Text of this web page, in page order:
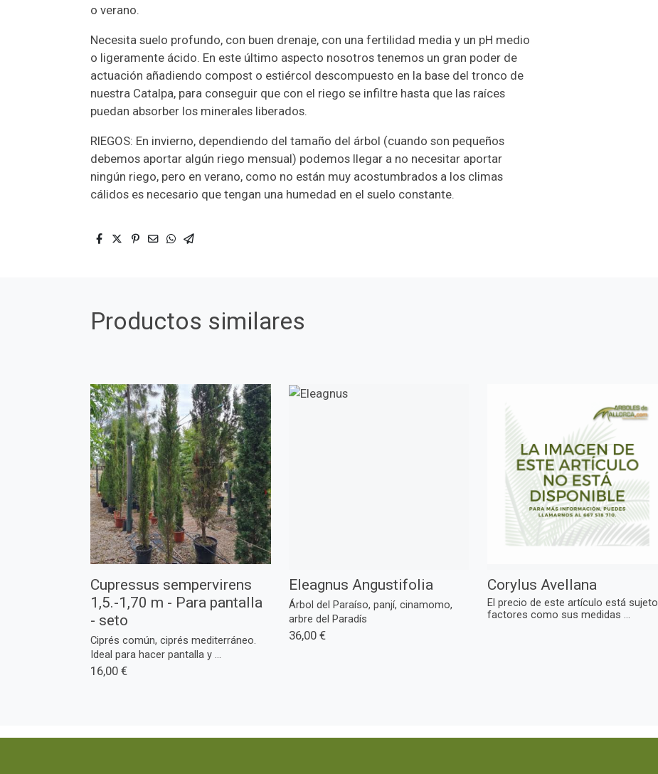
o verano.
Necesita suelo profundo, con buen drenaje, con una fertilidad media y un pH medio
o ligeramente ácido. En este último aspecto nosotros tenemos un gran poder de
actuación añadiendo compost o estiércol descompuesto en la base del tronco de
nuestra Catalpa, para conseguir que con el riego se infiltre hasta que las raíces
puedan absorber los minerales liberados.
RIEGOS: En invierno, dependiendo del tamaño del árbol (cuando son pequeños
debemos aportar algún riego mensual) podemos llegar a no necesitar aportar
ningún riego, pero en verano, como no están muy acostumbrados a los climas
cálidos es necesario que tengan una humedad en el suelo constante.
Productos similares
Cupressus sempervirens
1,5.-1,70 m - Para pantalla
- seto
Ciprés común, ciprés mediterráneo.
Ideal para hacer pantalla y ...
16,00 €
Eleagnus Angustifolia
Árbol del Paraíso, panjí, cinamomo,
arbre del Paradís
36,00 €
Corylus Avellana
El precio de este artículo está sujeto
factores como sus medidas ...